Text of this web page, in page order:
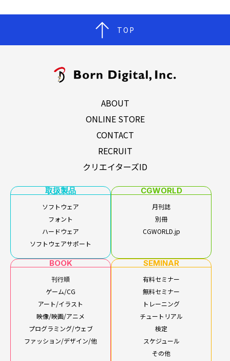
TOP
ABOUT
ONLINE STORE
CONTACT
RECRUIT
クリエイターズID
取扱製品
ソフトウェア
フォント
ハードウェア
ソフトウェアサポート
CGWORLD
月刊誌
別冊
CGWORLD.jp
BOOK
刊行順
ゲーム/CG
アート/イラスト
映像/映画/アニメ
プログラミング/ウェブ
ファッション/デザイン/他
SEMINAR
有料セミナー
無料セミナー
トレーニング
チュートリアル
検定
スケジュール
その他